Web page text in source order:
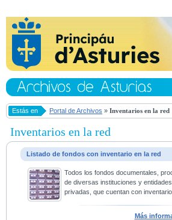
Estás en Portal de Archivos » Inventarios en la red
Inventarios en la red
Listado de fondos con inventario en la red
Todos los fondos documentales,
de diversas instituciones y
privadas, que cuentan con inventario
Más